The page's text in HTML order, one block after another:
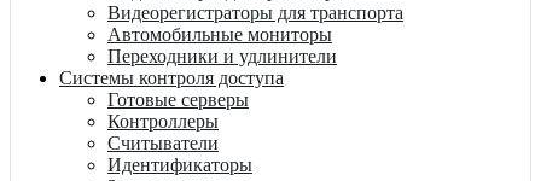
Видеорегистраторы для транспорта
Автомобильные мониторы
Переходники и удлинители
Системы контроля доступа
Готовые серверы
Контроллеры
Считыватели
Идентификаторы